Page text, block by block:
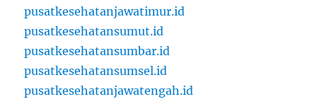
pusatkesehatanjawatimur.id
pusatkesehatansumut.id
pusatkesehatansumbar.id
pusatkesehatansumsel.id
pusatkesehatanjawatengah.id